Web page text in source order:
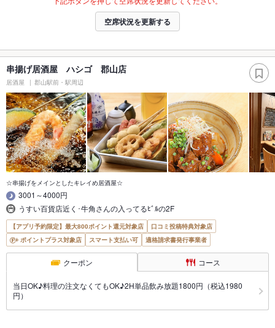
空席状況を更新する
串揚げ居酒屋 ハシゴ 郡山店
居酒屋 郡山駅前・駅周辺
☆串揚げをメインとしたキレイめ居酒屋☆
3001～4000円
うすい百貨店近く･牛角さんの入ってるﾋﾞﾙの2F
【アプリ予約限定】最大800ポイント還元対象店
口コミ投稿特典対象店
ポイントプラス対象店
スマート支払い可 適格請求書発行事業者
クーポン コース
当日OK♪料理の注文なくてもOK♪2H単品飲み放題1800円（税込1980
円）